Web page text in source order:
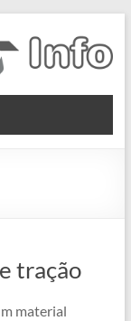
tração
material